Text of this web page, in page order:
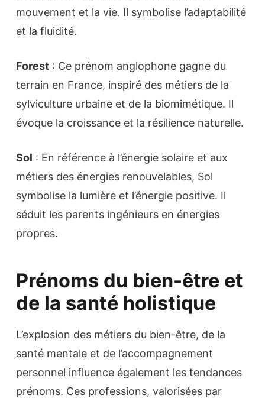
mouvement et la vie. Il symbolise l’adaptabilité
et la fluidité.
Forest : Ce prénom anglophone gagne du
terrain en France, inspiré des métiers de la
sylviculture urbaine et de la biomimétique. Il
évoque la croissance et la résilience naturelle.
Sol : En référence à l’énergie solaire et aux
métiers des énergies renouvelables, Sol
symbolise la lumière et l’énergie positive. Il
séduit les parents ingénieurs en énergies
propres.
Prénoms du bien-être et
de la santé holistique
L’explosion des métiers du bien-être, de la
santé mentale et de l’accompagnement
personnel influence également les tendances
prénoms. Ces professions, valorisées par